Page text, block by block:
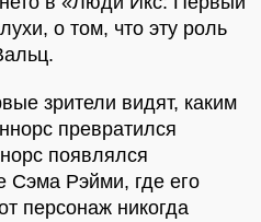
о том, что эту роль
зрители видят, каким
превратился
появлялся
Сэма Рэйми, где его
персонаж никогда